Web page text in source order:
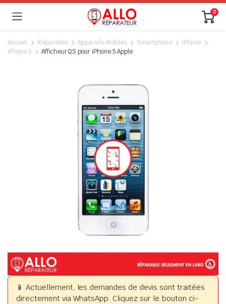
0
Accueil Réparation Appareils Mobiles Smartphone
iPhone
iPhone 5
Afficheur QS pour iPhone 5 Apple
📱 Actuellement, les demandes de devis sont traitées
directement via WhatsApp. Cliquez sur le bouton ci-